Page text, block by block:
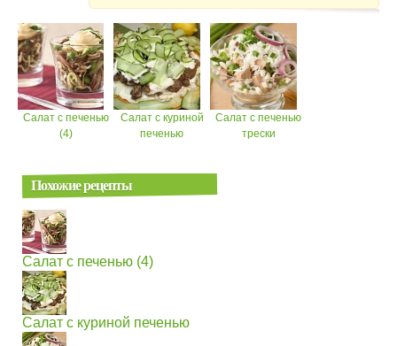
Салат с печенью
(4)
Салат с куриной
печенью
Салат с печенью
трески
Похожие рецепты
Салат с печенью (4)
Салат с куриной печенью